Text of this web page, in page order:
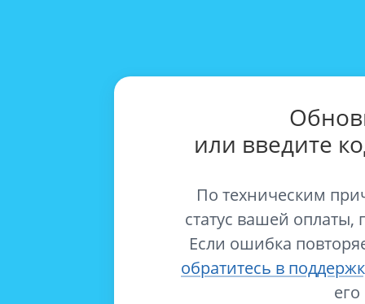
или введите
По техническим
статус вашей оплаты,
Если ошибка
обратитесь в
его